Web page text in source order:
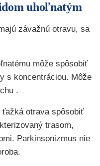
uhoľnatým
závažnú otravu, sa
môže spôsobiť
s koncentráciou. Môže
.
otrava spôsobiť
trasom,
Parkinsonizmus nie